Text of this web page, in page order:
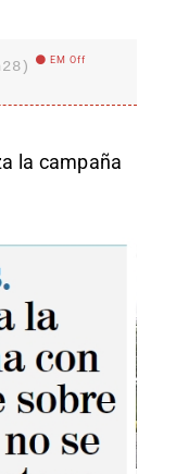
EM Off
la campaña